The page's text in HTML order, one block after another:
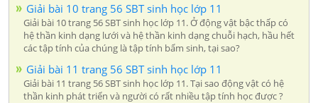
Giải bài 10 trang 56 SBT sinh học lớp 11
Giải bài 10 trang 56 SBT sinh học lớp 11. Ở động vật bậc thấp có
hệ thần kinh dạng lưới và hệ thần kinh dạng chuỗi hạch, hầu hết
các tập tính của chúng là tập tính bẩm sinh, tại sao?
Giải bài 11 trang 56 SBT sinh học lớp 11
Giải bài 11 trang 56 SBT sinh học lớp 11. Tại sao động vật có hệ
thần kinh phát triển và người có rất nhiều tập tính học được ?